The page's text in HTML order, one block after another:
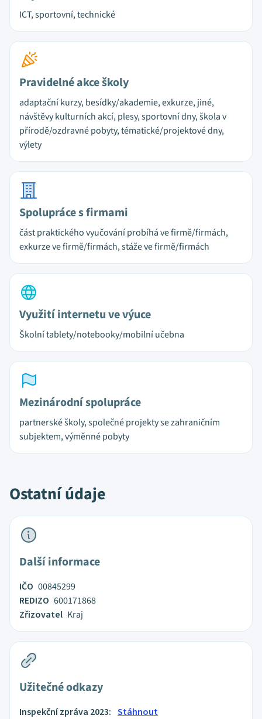
ICT, sportovní, technické
Pravidelné akce školy
adaptační kurzy, besídky/akademie, exkurze, jiné,
návštěvy kulturních akcí, plesy, sportovní dny, škola v
přírodě/ozdravné pobyty, tématické/projektové dny,
výlety
Spolupráce s firmami
část praktického vyučování probíhá ve firmě/firmách,
exkurze ve firmě/firmách, stáže ve firmě/firmách
Využití internetu ve výuce
Školní tablety/notebooky/mobilní učebna
Mezinárodní spolupráce
partnerské školy, společné projekty se zahraničním
subjektem, výměnné pobyty
Ostatní údaje
Další informace
IČO 00845299
REDIZO 600171868
Zřizovatel Kraj
Užitečné odkazy
Inspekční zpráva 2023: Stáhnout